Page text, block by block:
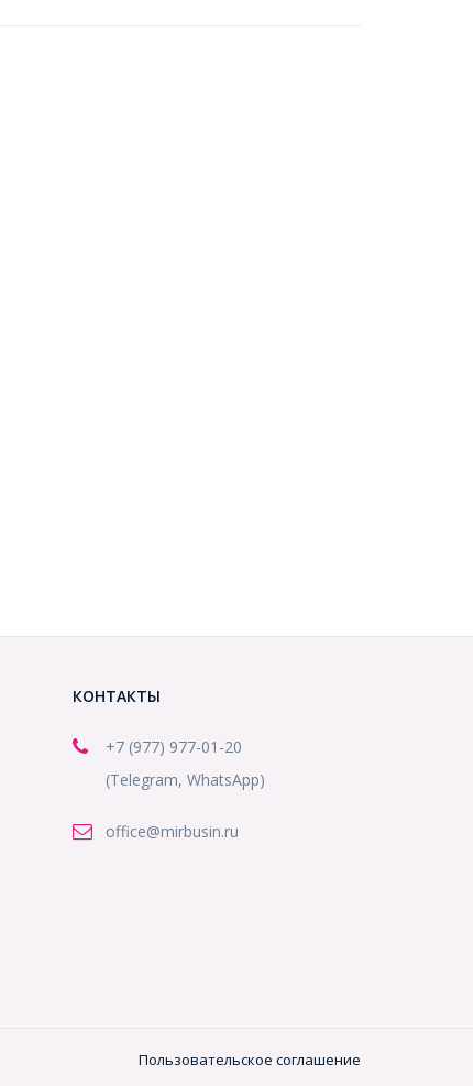
КОНТАКТЫ
+7 (977) 977-01-20
(Telegram, WhatsApp)
office@mirbusin.ru
Пользовательское соглашение